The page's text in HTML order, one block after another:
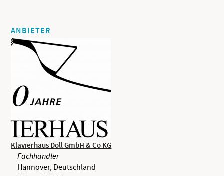
ANBIETER
Klavierhaus Döll GmbH & Co KG
Fachhändler
Hannover, Deutschland